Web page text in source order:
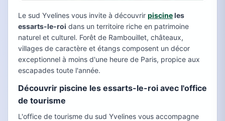
Le sud Yvelines vous invite à découvrir piscineles
essarts-le-roi dans un territoire riche en patrimoine
naturel et culturel. Forêt de Rambouillet, châteaux,
villages de caractère et étangs composent un décor
exceptionnel à moins d'une heure de Paris, propice aux
escapades toute l'année.
Découvrir piscine les essarts-le-roi avec l'office
de tourisme
L'office de tourisme du sud Yvelines vous accompagne